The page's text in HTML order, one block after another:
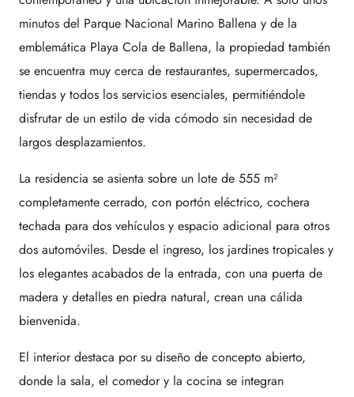
minutos del Parque Nacional Marino Ballena y de la
emblemática Playa Cola de Ballena, la propiedad también
se encuentra muy cerca de restaurantes, supermercados,
tiendas y todos los servicios esenciales, permitiéndole
disfrutar de un estilo de vida cómodo sin necesidad de
largos desplazamientos.
La residencia se asienta sobre un lote de 555 m²
completamente cerrado, con portón eléctrico, cochera
techada para dos vehículos y espacio adicional para otros
dos automóviles. Desde el ingreso, los jardines tropicales y
los elegantes acabados de la entrada, con una puerta de
madera y detalles en piedra natural, crean una cálida
bienvenida.
El interior destaca por su diseño de concepto abierto,
donde la sala, el comedor y la cocina se integran